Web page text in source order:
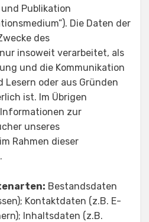
Publikation
Die Daten der
des
insoweit verarbeitet, als
und die Kommunikation
oder aus Gründen
ist. Im Übrigen
zur
unseres
Rahmen dieser
Bestandsdaten
Kontaktdaten (z.B. E-
Inhaltsdaten (z.B.